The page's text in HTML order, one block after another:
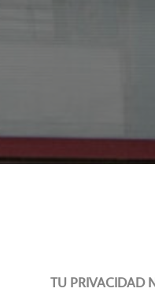
TU PRIVACIDAD